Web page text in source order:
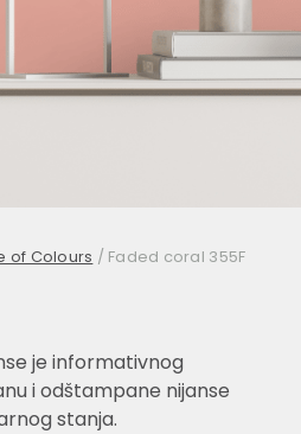
of Colours / Faded coral 355F
je informativnog
i odštampane nijanse
stanja.